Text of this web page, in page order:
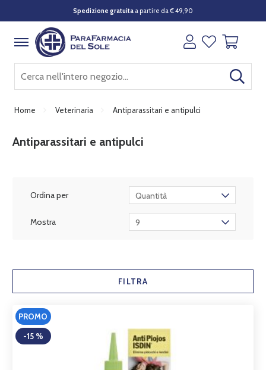
Spedizione gratuitaa partire da € 49,90
Home Veterinaria Antiparassitari e antipulci
Antiparassitari e antipulci
Ordina per Quantità
Mostra 9
FILTRA
PROMO
-15 %